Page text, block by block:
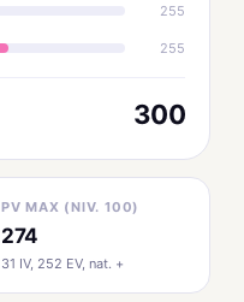
255
255
300
PV MAX (NIV. 100)
274
31 IV, 252 EV, nat. +